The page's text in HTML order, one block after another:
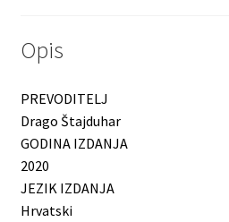
Opis
PREVODITELJ
Drago Štajduhar
GODINA IZDANJA
2020
JEZIK IZDANJA
Hrvatski